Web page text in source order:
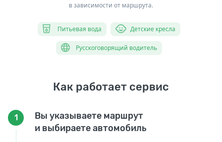
в зависимости от маршрута.
Питьевая вода Детские кресла
Русскоговорящий водитель
Как работает сервис
1
Вы указываете маршрут
и выбираете автомобиль